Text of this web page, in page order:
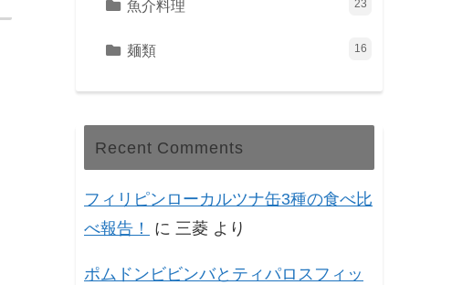
魚介料理 23
麺類 16
Recent Comments
フィリピンローカルツナ缶3種の食べ比
べ報告！
に 三菱 より
ポムドンビビンバとティパロスフィッ